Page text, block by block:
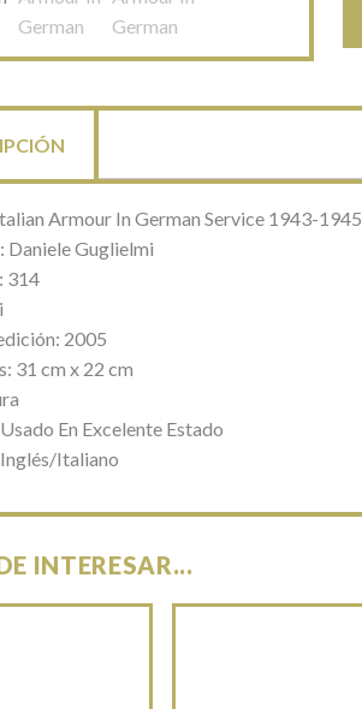
Armour In German Service 1943-1945
Daniele Guglielmi
314
2005
31 cm x 22 cm
En Excelente Estado
Italiano
INTERESAR...